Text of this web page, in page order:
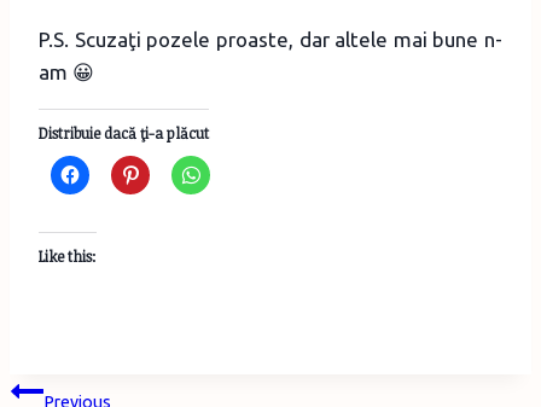
P.S. Scuzaţi pozele proaste, dar altele mai bune n-
am 😀
Distribuie dacă ţi-a plăcut
Like this:
Previous